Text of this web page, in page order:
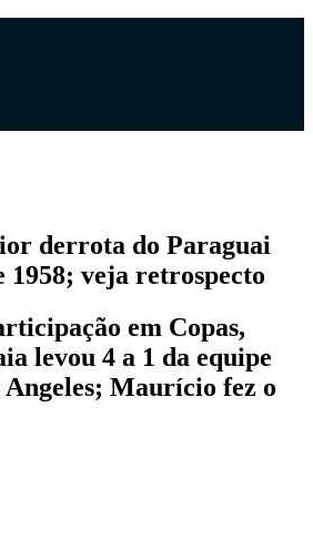
derrota do Paraguai
1958; veja retrospecto
em Copas,
levou 4 a 1 da equipe
Maurício fez o